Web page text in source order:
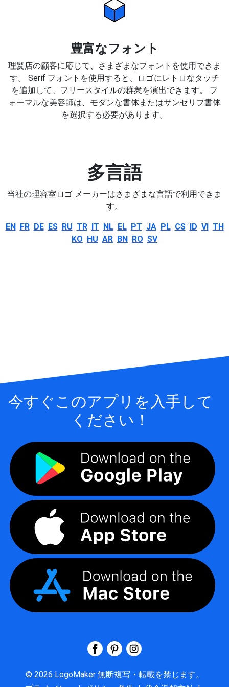
豊富なフォント
理髪店の顧客に応じて、さまざまなフォントを使用できま
す。 Serif フォントを使用すると、ロゴにレトロなタッチ
を追加して、フリースタイルの群衆を演出できます。 フ
ォーマルな美容師は、モダンな書体またはサンセリフ書体
を選択する必要があります。
多言語
当社の理容室ロゴ メーカーはさまざまな言語で利用できま
す。
EN FR DE ES RU TR IT NL EL PT JA PL CS ID VI TH
KO HU AR BN RO SV
今すぐこのアプリを入手して
ください！
© 2026 LogoMaker 無断複写・転載を禁じます。